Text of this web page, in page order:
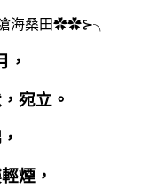
，
宛立。
煙，